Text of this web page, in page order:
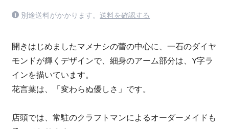
別途送料がかかります。 送料を確認する
開きはじめましたマメナシの蕾の中心に、一石のダイヤ
モンドが輝くデザインで、細身のアーム部分は、Y字ラ
インを描いています。
花言葉は、「変わらぬ優しさ」です。
店頭では、常駐のクラフトマンによるオーダーメイドも